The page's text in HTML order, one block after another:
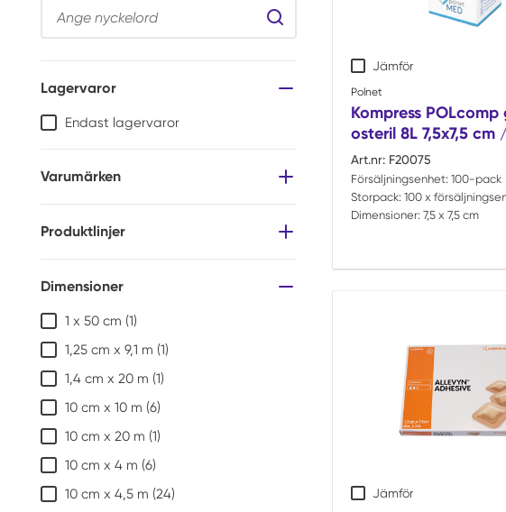
Search Within Results
Lagervaror
Endast lagervaror
Varumärken
Produktlinjer
Dimensioner
1 x 50 cm (1)
1,25 cm x 9,1 m (1)
1,4 cm x 20 m (1)
10 cm x 10 m (6)
10 cm x 20 m (1)
10 cm x 4 m (6)
10 cm x 4,5 m (24)
Jämför
Polnet
Kompress
osteril 8L 7,5x7,5 cm
Art.nr: F20075
Försäljningsenhet: 100-pack
Storpack: 100 x
Dimensioner: 7,5 x 7,5 cm
Jämför